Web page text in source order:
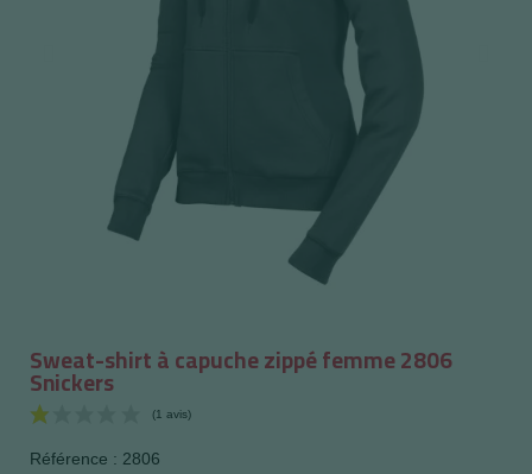
Sweat-shirt à capuche zippé femme 2806
Snickers
Référence : 2806